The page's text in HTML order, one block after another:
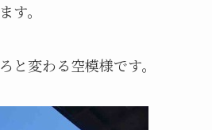
す。
と変わる空模様です。